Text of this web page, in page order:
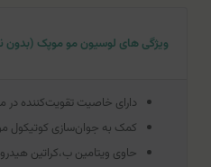
ویژگی های لوسیون مو موپک (بدون
دارای خاصیت تقویت‌کننده
کمک به جوان‌سازی کوتیکول
حاوی ویتامین ب،کراتین